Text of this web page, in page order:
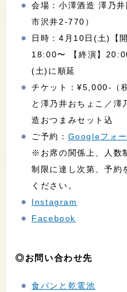
会場：小澤酒造 澤乃
市沢井2-770）
日時：4月10日(土)【
18:00〜 【終演】
(土)に順延
チケット：¥5,000-（
と澤乃井おちょこ／澤
造おつまみセット込
ご予約： Googleフォ
※お席の関係上、人数
制限に達し次第、予約
ください。
Instagram
Facebook
◎お問い合わせ先
食パンと乾電池